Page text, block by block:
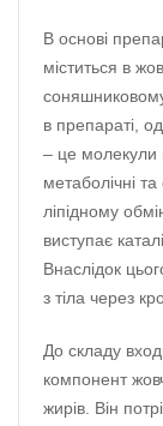
В основі
міститься в
в препараті,
– це молекули
метаболічні
ліпідному
виступає
Внаслідок
з тіла через
До складу
компонент
жирів. Він